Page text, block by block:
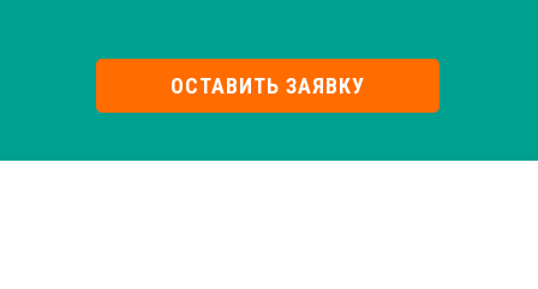
ОСТАВИТЬ ЗАЯВКУ